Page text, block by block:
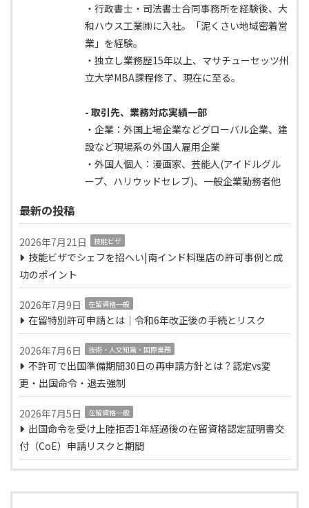
・行政書士・司法書士合同事務所を経験後、大
和ハウス工業㈱に入社。「泥くさい地域密着営
業」を経験。
・独立し業務歴15年以上、マサチューセッツ州
立大学MBA課程修了、現在に至る。
- 取引先、業務対応実績一部
・企業：外国上場企業などグローバル企業、建
設など現場系の外国人雇用企業
・外国人個人：漫画家、芸能人(アイドルグル
ープ、ハリウッドセレブ)、一般企業勤務者他
最新の投稿
2026年7月21日 技能ビザ
技能ビザでシェフを招へい|南インド料理店の許可事例と成
功のポイント
2026年7月9日 在留資格一般
在留特別許可申請とは｜令和6年改正後の手続とリスク
2026年7月6日 技術・人文知識・国際業務
不許可で出国準備期間30日の再申請方針とは？認定vs変
更・出国命令・退去強制
2026年7月5日 在留資格一般
出国命令を受け上陸拒否1年経過後の在留資格認定証明書交
付（CoE）申請リスクと期間